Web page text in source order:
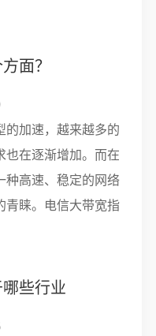
面？
的加速，越来越多的
也在逐渐增加。而在
种高速、稳定的网络
青睐。电信大带宽指
些行业